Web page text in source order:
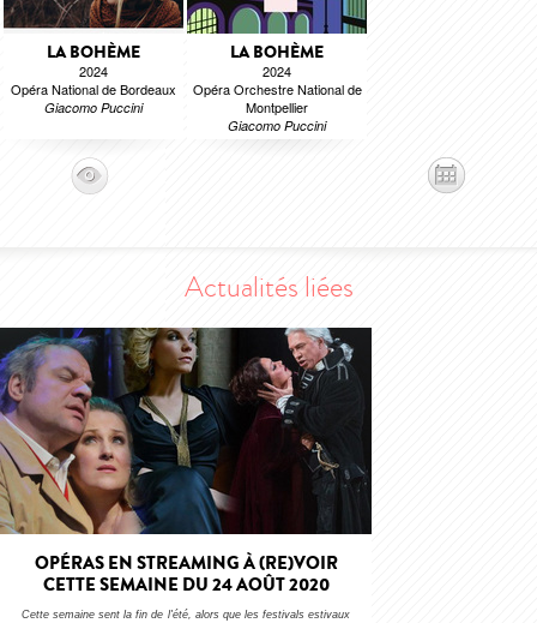
LA BOHÈME
2024
Opéra National de Bordeaux
Giacomo Puccini
LA BOHÈME
2024
Opéra Orchestre National de
Montpellier
Giacomo Puccini
Actualités liées
OPÉRAS EN STREAMING À (RE)VOIR
CETTE SEMAINE DU 24 AOÛT 2020
Cette semaine sent la fin de l'été, alors que les festivals estivaux